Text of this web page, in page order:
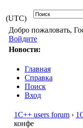
(UTC)
Добро пожаловать,
Войдите
Новости:
Главная
Справка
Поиск
Вход
1С++ users forum ›
конфе